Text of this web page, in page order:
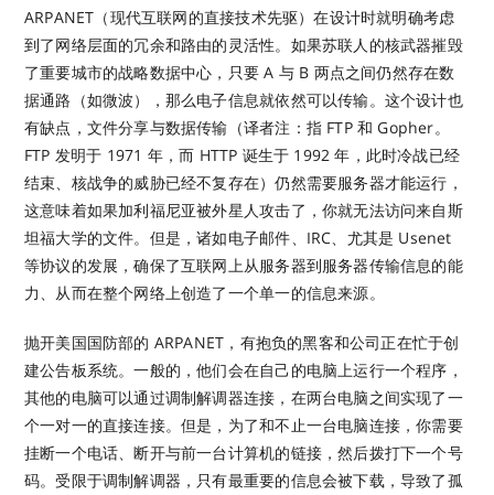
ARPANET（现代互联网的直接技术先驱）在设计时就明确考虑
到了网络层面的冗余和路由的灵活性。如果苏联人的核武器摧毁
了重要城市的战略数据中心，只要 A 与 B 两点之间仍然存在数
据通路（如微波），那么电子信息就依然可以传输。这个设计也
有缺点，文件分享与数据传输（译者注：指 FTP 和 Gopher。
FTP 发明于 1971 年，而 HTTP 诞生于 1992 年，此时冷战已经
结束、核战争的威胁已经不复存在）仍然需要服务器才能运行，
这意味着如果加利福尼亚被外星人攻击了，你就无法访问来自斯
坦福大学的文件。但是，诸如电子邮件、IRC、尤其是 Usenet
等协议的发展，确保了互联网上从服务器到服务器传输信息的能
力、从而在整个网络上创造了一个单一的信息来源。
抛开美国国防部的 ARPANET，有抱负的黑客和公司正在忙于创
建公告板系统。一般的，他们会在自己的电脑上运行一个程序，
其他的电脑可以通过调制解调器连接，在两台电脑之间实现了一
个一对一的直接连接。但是，为了和不止一台电脑连接，你需要
挂断一个电话、断开与前一台计算机的链接，然后拨打下一个号
码。受限于调制解调器，只有最重要的信息会被下载，导致了孤